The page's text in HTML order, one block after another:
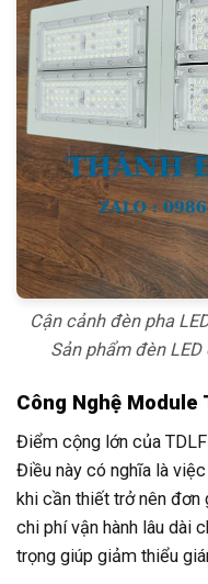
Cận cảnh đèn pha
Sản phẩm đèn
Công Nghệ Module
Điểm cộng lớn của
Điều này có nghĩa là
khi cần thiết trở nên đơn
chi phí vận hành lâu dài
trọng giúp giảm thiểu